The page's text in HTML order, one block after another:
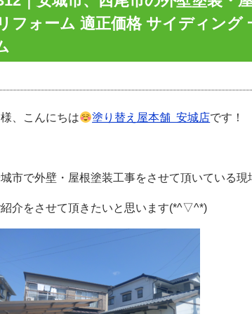
フォーム 適正価格 サイディング
、こんにちは 塗り替え屋本舗 安城店です！
市で外壁・屋根塗装工事をさせて頂いている現
紹介をさせて頂きたいと思います(*^▽^*)